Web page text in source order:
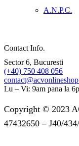
A.N.P.C.
Contact Info.
Sector 6, Bucuresti
(+40) 750 408 056
Lu – Vi: 9am pana la
Copyright © 2023
47432650 – J40/